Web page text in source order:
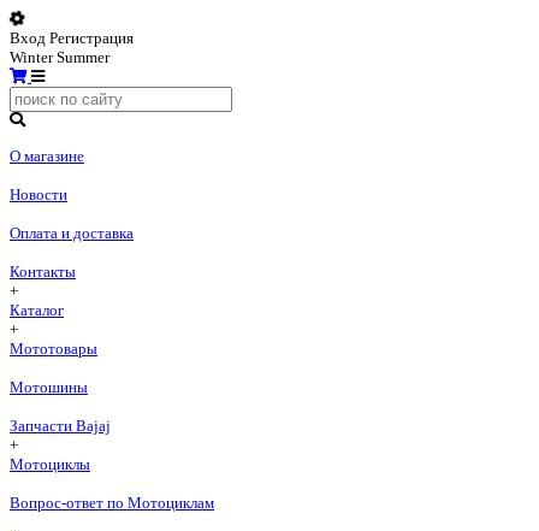
Вход Регистрация
WinterSummer
О магазине
Новости
Оплата и доставка
Контакты
+
Каталог
+
Мототовары
Мотошины
Запчасти Bajaj
+
Мотоциклы
Вопрос-ответ по Мотоциклам